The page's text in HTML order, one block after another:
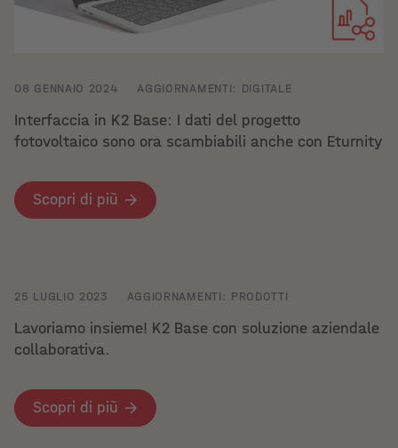
08 GENNAIO 2024 AGGIORNAMENTI: DIGITALE
Interfaccia in K2 Base: I dati del progetto
fotovoltaico sono ora scambiabili anche con Eturnity
Scopri di più
25 LUGLIO 2023 AGGIORNAMENTI: PRODOTTI
Lavoriamo insieme! K2 Base con soluzione aziendale
collaborativa.
Scopri di più